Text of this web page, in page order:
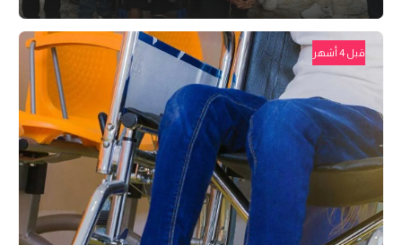
قبل 4 أشهر